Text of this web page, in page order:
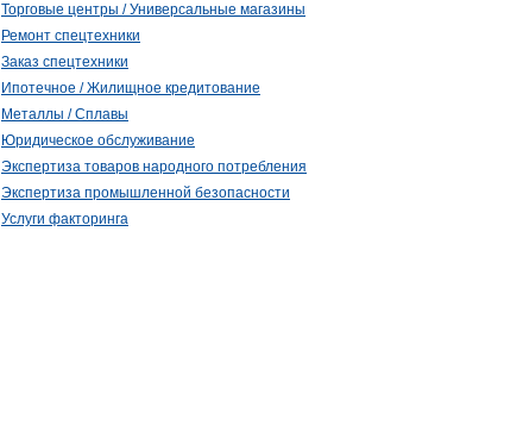
Торговые центры / Универсальные магазины
Ремонт спецтехники
Заказ спецтехники
Ипотечное / Жилищное кредитование
Металлы / Сплавы
Юридическое обслуживание
Экспертиза товаров народного потребления
Экспертиза промышленной безопасности
Услуги факторинга